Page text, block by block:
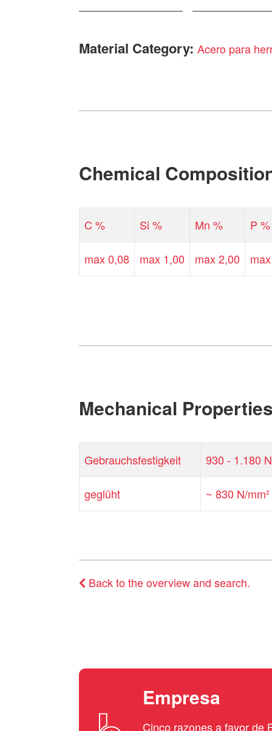
Material Category: Acero para
Chemical
C % Si % Mn % P %
max 0,08 max 1,00 max 2,00
Mechanical
Gebrauchsfestigkeit 930 - 1.180
geglüht ~ 830 N/mm²
Back to the overview and search.
Empresa
Cinco razones a favor de